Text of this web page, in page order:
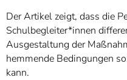
Der Artikel zeigt, dass die
Schulbegleiter*innen
Ausgestaltung der
hemmende Bedingungen
kann.